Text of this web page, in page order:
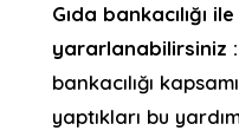
Gıda bankacılığı
yararlanabilirsiniz :
bankacılığı
yaptıkları bu